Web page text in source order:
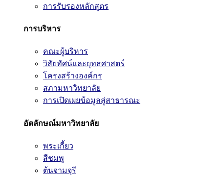
การรับรองหลักสูตร
การบริหาร
คณะผู้บริหาร
วิสัยทัศน์และยุทธศาสตร์
โครงสร้างองค์กร
สภามหาวิทยาลัย
การเปิดเผยข้อมูลสู่สาธารณะ
อัตลักษณ์มหาวิทยาลัย
พระเกี้ยว
สีชมพู
ต้นจามจุรี